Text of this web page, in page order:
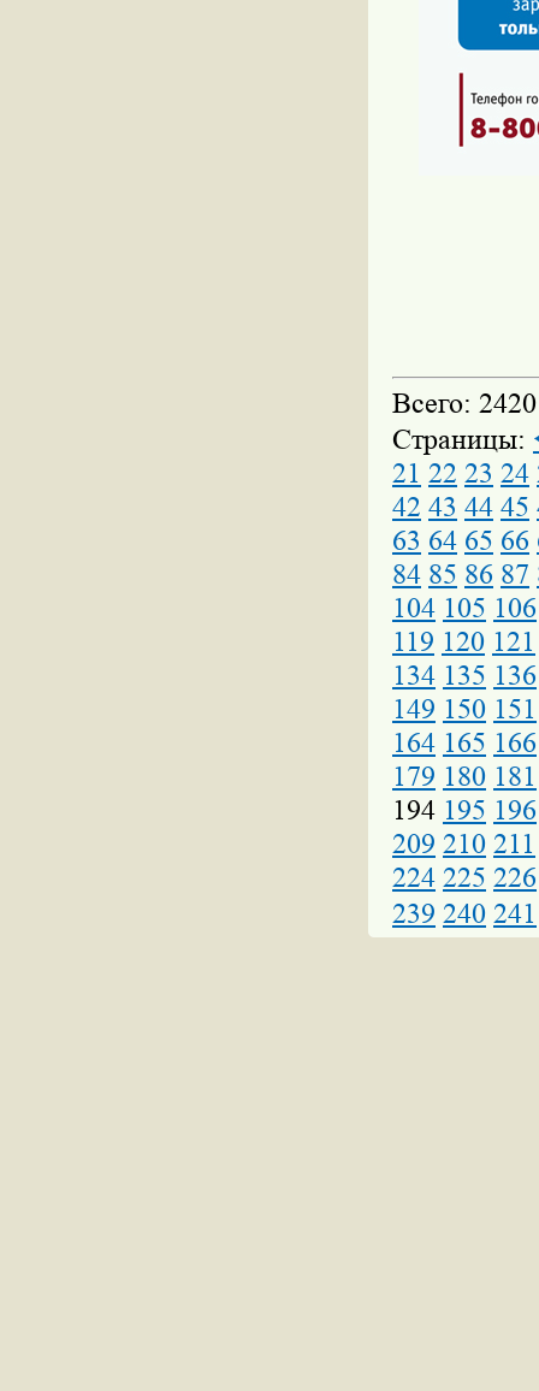
Всего: 2420
Страницы:
21 22 23 24
42 43 44 45
63 64 65 66
84 85 86 87
104 105 106
119 120 121
134 135 136
149 150 151
164 165 166
179 180 181
194 195 196
209 210 211
224 225 226
239 240 241